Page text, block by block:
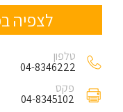
לצפיה
טלפון
04-8346222
פקס
04-8345102